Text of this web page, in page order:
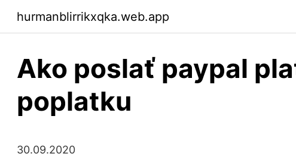
hurmanblirrikxqka.web.app
Ako poslať paypal
poplatku
30.09.2020